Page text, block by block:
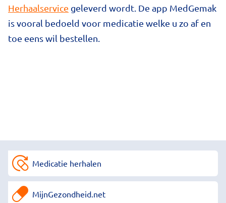
Herhaalservice geleverd wordt. De app MedGemak
is vooral bedoeld voor medicatie welke u zo af en
toe eens wil bestellen.
Medicatie herhalen
MijnGezondheid.net